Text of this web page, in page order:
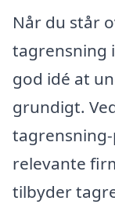
Når du står
tagrensning
god idé at
grundigt.
relevante
tilbyder